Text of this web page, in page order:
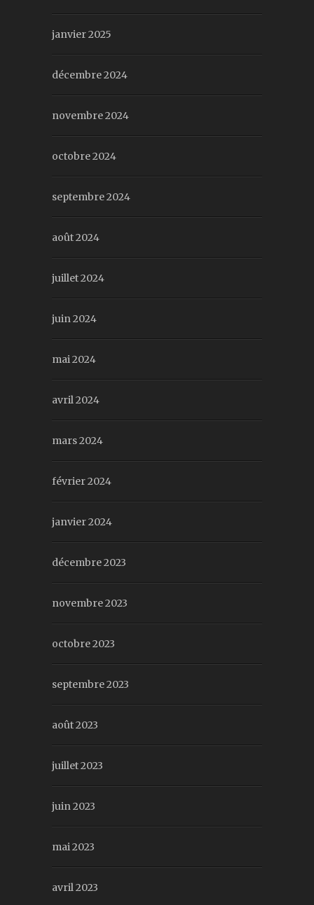
janvier 2025
décembre 2024
novembre 2024
octobre 2024
septembre 2024
août 2024
juillet 2024
juin 2024
mai 2024
avril 2024
mars 2024
février 2024
janvier 2024
décembre 2023
novembre 2023
octobre 2023
septembre 2023
août 2023
juillet 2023
juin 2023
mai 2023
avril 2023